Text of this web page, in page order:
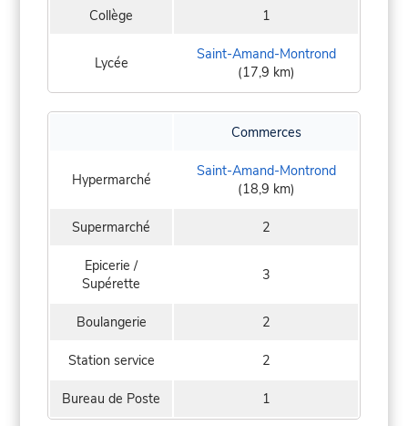
Collège 1
Lycée
Saint-Amand-Montrond
(17,9 km)
Commerces
Hypermarché
Saint-Amand-Montrond
(18,9 km)
Supermarché 2
Epicerie /
Supérette
3
Boulangerie 2
Station service 2
Bureau de Poste 1